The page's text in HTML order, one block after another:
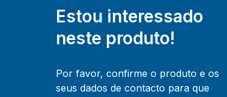
Estou interessado
neste produto!
Por favor, confirme o produto e os
seus dados de contacto para que